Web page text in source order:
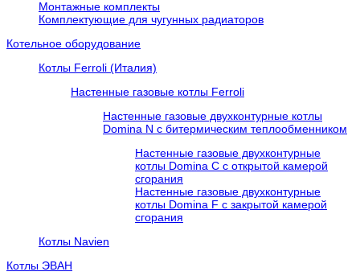
Монтажные комплекты
Комплектующие для чугунных радиаторов
Котельное оборудование
Котлы Ferroli (Италия)
Настенные газовые котлы Ferroli
Настенные газовые двухконтурные котлы
Domina N с битермическим теплообменником
Настенные газовые двухконтурные
котлы Domina C с открытой камерой
сгорания
Настенные газовые двухконтурные
котлы Domina F с закрытой камерой
сгорания
Котлы Navien
Котлы ЭВАН